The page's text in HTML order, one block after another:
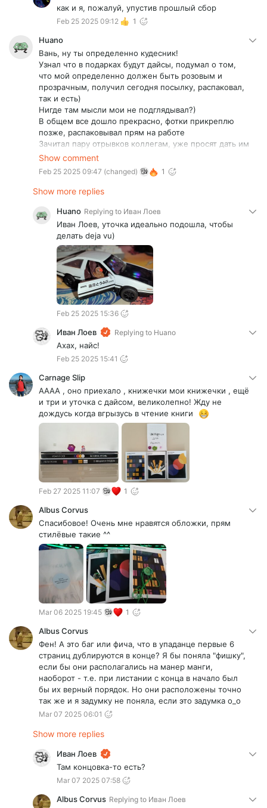
как и я, пожалуй, упустив прошлый сбор
Feb 25 2025 09:12 1
Huano
Вань, ну ты определенно кудесник!
Узнал что в подарках будут дайсы, подумал о том,
что мой определенно должен быть розовым и
прозрачным, получил сегодня посылку, распаковал,
так и есть)
Нигде там мысли мои не подглядывал?)
В общем все дошло прекрасно, фотки прикреплю
позже, распаковывал прям на работе
Зачитал пару отрывков коллегам, уже просят дать им
почитать
(на Хтони чутка потерлась обложка, но это не
страшно)
Show comment
Feb 25 2025 09:47 (changed) 1
Show more replies
Huano Replying to Иван Лоев
Иван Лоев, уточка идеально подошла, чтобы
делать deja vu)
Feb 25 2025 15:36
Иван Лоев Replying to Huano
Ахах, найс!
Feb 25 2025 15:41
Carnage Slip
АААА , оно приехало , книжечки мои книжечки , ещё
и три и уточка с дайсом, великолепно! Жду не
дождусь когда вгрызусь в чтение книги
Feb 27 2025 11:07 1
Albus Corvus
Спасибовое! Очень мне нравятся обложки, прям
стилёвые такие ^^
Mar 06 2025 19:45 1
Albus Corvus
Фен! А это баг или фича, что в упаданце первые 6
страниц дублируются в конце? Я бы поняла "фишку",
если бы они располагались на манер манги,
наоборот - т.е. при листании с конца в начало был
бы их верный порядок. Но они расположены точно
так же и я задумку не поняла, если это задумка о_о
Mar 07 2025 06:01
Show more replies
Иван Лоев
Там концовка-то есть?
Mar 07 2025 07:58
Albus Corvus Replying to Иван Лоев